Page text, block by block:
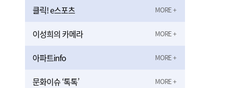
클릭! e스포츠
이성희의 카메라
아파트info
문화이슈 ‘톡톡’